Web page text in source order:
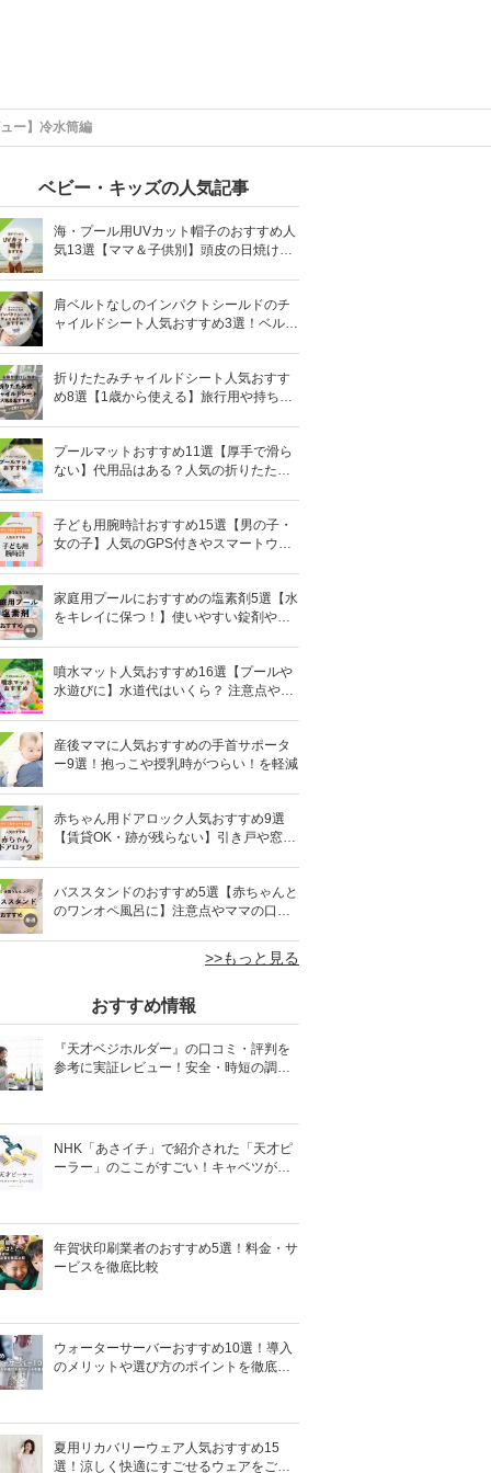
ー】冷水筒編
ベビー・キッズの人気記事
海・プール用UVカット帽子のおすすめ人
気13選【ママ＆子供別】頭皮の日焼け対
肩ベルトなしのインパクトシールドのチ
ャイルドシート人気おすすめ3選！ベルト
折りたたみチャイルドシート人気おすす
め8選【1歳から使える】旅行用や持ち運
プールマットおすすめ11選【厚手で滑ら
ない】代用品はある？人気の折りたたみ
子ども用腕時計おすすめ15選【男の子・
女の子】人気のGPS付きやスマートウォ
家庭用プールにおすすめの塩素剤5選【水
をキレイに保つ！】使いやすい錠剤やパ
噴水マット人気おすすめ16選【プールや
水遊びに】水道代はいくら？ 注意点やデ
産後ママに人気おすすめの手首サポータ
ー9選！抱っこや授乳時がつらい！を軽減
赤ちゃん用ドアロック人気おすすめ9選
【賃貸OK・跡が残らない】引き戸や窓対
バススタンドのおすすめ5選【赤ちゃんと
のワンオペ風呂に】注意点やママの口コ
>>もっと見る
おすすめ情報
『天才ベジホルダー』の口コミ・評判を
参考に実証レビュー！安全・時短の調理
NHK「あさイチ」で紹介された「天才ピ
ーラー」のここがすごい！キャベツがほ
年賀状印刷業者のおすすめ5選！料金・サ
ービスを徹底比較
ウォーターサーバーおすすめ10選！導入
のメリットや選び方のポイントを徹底解
夏用リカバリーウェア人気おすすめ15
選！涼しく快適にすごせるウェアをご紹